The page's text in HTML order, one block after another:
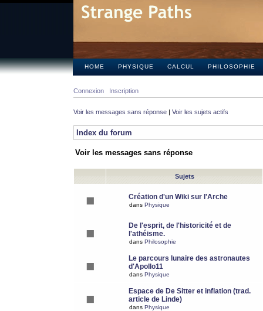
HOME PHYSIQUE CALCUL PHILOSOPHIE
Connexion Inscription
Voir les messages sans réponse | Voir les sujets actifs
Index du forum
Voir les messages sans réponse
Sujets
Création d'un Wiki sur l'Arche
dans Physique
De l'esprit, de l'historicité et de
l'athéisme.
dans Philosophie
Le parcours lunaire des astronautes
d'Apollo11
dans Physique
Espace de De Sitter et inflation (trad.
article de Linde)
dans Physique